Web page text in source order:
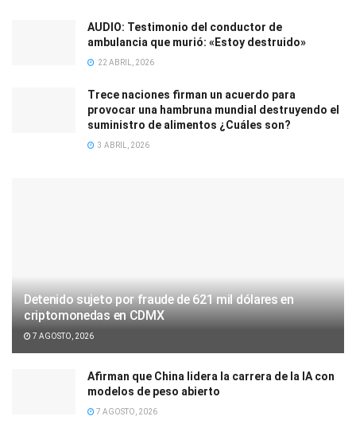
AUDIO: Testimonio del conductor de
ambulancia que murió: «Estoy destruido»
22 ABRIL, 2026
Trece naciones firman un acuerdo para
provocar una hambruna mundial destruyendo el
suministro de alimentos ¿Cuáles son?
3 ABRIL, 2026
Detenido sujeto por fraude de 621 mil dólares en
criptomonedas en CDMX
7 AGOSTO, 2026
Afirman que China lidera la carrera de la IA con
modelos de peso abierto
7 AGOSTO, 2026